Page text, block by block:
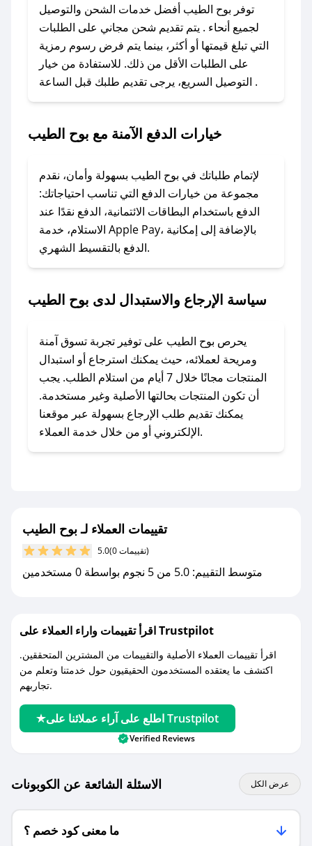
تواصل معنا عبر تويتر أو البريد الإلكتروني لإضافته
بسرعة.
### كيفية استخدام كود خصم بوح الطيب؟
1. انسخ كود الخصم من تطبيق صحصح.
2. الصقه في خانة الدفع عند التسوق من بوح الطيب.
### ماذا أفعل إذا لم يعمل كود الخصم؟
الرسائل الخاصة على تويتر أو البريد الإلكتروني،
وسنقوم بحل المشكلة في أسرع وقت ممكن.
### ماذا أفعل إذا لم أجد كود خصم لمتجري
المفضل؟
في حال عدم توفر كوبونات لمتجرك المفضل، يمكنك
أسرع وقت ممكن.
### كيف تحصل على كوبونات خصم حصرية من بوح
الطيب؟
للحصول على كوبونات وخصومات حصرية، قم بما
يلي:
- اضغط على أيقونة متابعة لمتجر بوح الطيب في
تطبيق صحصح.
مع صحصح، تسوق بذكاء ووفّر على كل مشترياتك مع
توفر بوح الطيب أفضل خدمات الشحن والتوصيل
لجميع أنحاء . يتم تقديم شحن مجاني على الطلبات
التي تبلغ قيمتها أو أكثر، بينما يتم فرض رسوم رمزية
على الطلبات الأقل من ذلك. للاستفادة من خيار
التوصيل السريع، يرجى تقديم طلبك قبل الساعة .
خيارات الدفع الآمنة مع بوح الطيب
لإتمام طلباتك في بوح الطيب بسهولة وأمان، نقدم
مجموعة من خيارات الدفع التي تناسب احتياجاتك:
الدفع باستخدام البطاقات الائتمانية، الدفع نقدًا عند
الاستلام، خدمة Apple Pay، بالإضافة إلى إمكانية
الدفع بالتقسيط الشهري.
سياسة الإرجاع والاستبدال لدى بوح الطيب
يحرص بوح الطيب على توفير تجربة تسوق آمنة
ومريحة لعملائه، حيث يمكنك استرجاع أو استبدال
المنتجات مجانًا خلال 7 أيام من استلام الطلب. يجب
أن تكون المنتجات بحالتها الأصلية وغير مستخدمة.
يمكنك تقديم طلب الإرجاع بسهولة عبر موقعنا
الإلكتروني أو من خلال خدمة العملاء.
تقييمات العملاء لـ بوح الطيب
5.0 (0 تقييمات)
متوسط التقييم: 5.0 من 5 نجوم بواسطة 0 مستخدمين
اقرأ تقييمات واراء العملاء على Trustpilot
اقرأ تقييمات العملاء الأصلية والتقييمات من المشترين المتحققين.
اكتشف ما يعتقده المستخدمون الحقيقيون حول خدمتنا وتعلم من
تجاربهم.
اطلع على آراء عملائنا على Trustpilot
Verified Reviews
الاسئلة الشائعة عن الكوبونات عرض الكل
ما معنى كود خصم ؟